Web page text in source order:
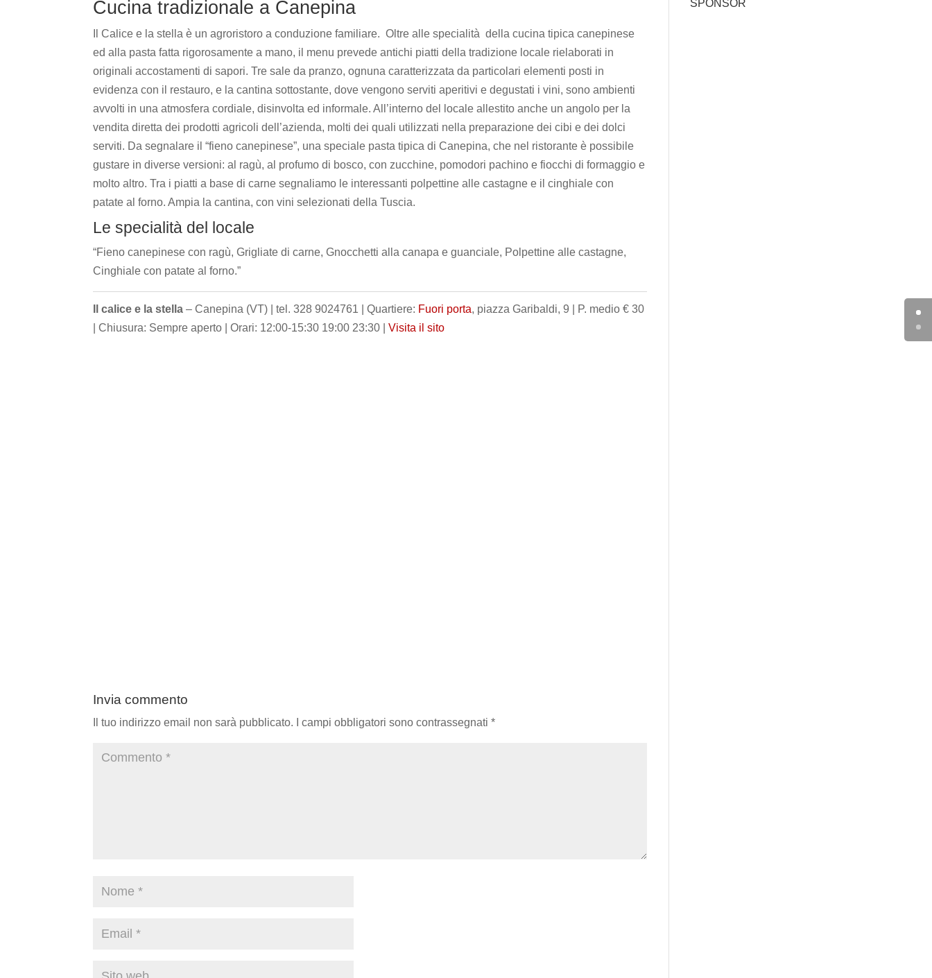
Cucina tradizionale a Canepina
Il Calice e la stella è un agroristoro a conduzione familiare. Oltre alle specialità della cucina tipica canepinese
ed alla pasta fatta rigorosamente a mano, il menu prevede antichi piatti della tradizione locale rielaborati in
originali accostamenti di sapori. Tre sale da pranzo, ognuna caratterizzata da particolari elementi posti in
evidenza con il restauro, e la cantina sottostante, dove vengono serviti aperitivi e degustati i vini, sono ambienti
avvolti in una atmosfera cordiale, disinvolta ed informale. All’interno del locale allestito anche un angolo per la
vendita diretta dei prodotti agricoli dell’azienda, molti dei quali utilizzati nella preparazione dei cibi e dei dolci
serviti. Da segnalare il “fieno canepinese”, una speciale pasta tipica di Canepina, che nel ristorante è possibile
gustare in diverse versioni: al ragù, al profumo di bosco, con zucchine, pomodori pachino e fiocchi di formaggio e
molto altro. Tra i piatti a base di carne segnaliamo le interessanti polpettine alle castagne e il cinghiale con
patate al forno. Ampia la cantina, con vini selezionati della Tuscia.
Le specialità del locale
“Fieno canepinese con ragù, Grigliate di carne, Gnocchetti alla canapa e guanciale, Polpettine alle castagne,
Cinghiale con patate al forno.”
Il calice e la stella – Canepina (VT) | tel. 328 9024761 | Quartiere: Fuori porta, piazza Garibaldi, 9 | P. medio € 30
| Chiusura: Sempre aperto | Orari: 12:00-15:30 19:00 23:30 |Visita il sito
Invia commento
Il tuo indirizzo email non sarà pubblicato. I campi obbligatori sono contrassegnati*
SPONSOR